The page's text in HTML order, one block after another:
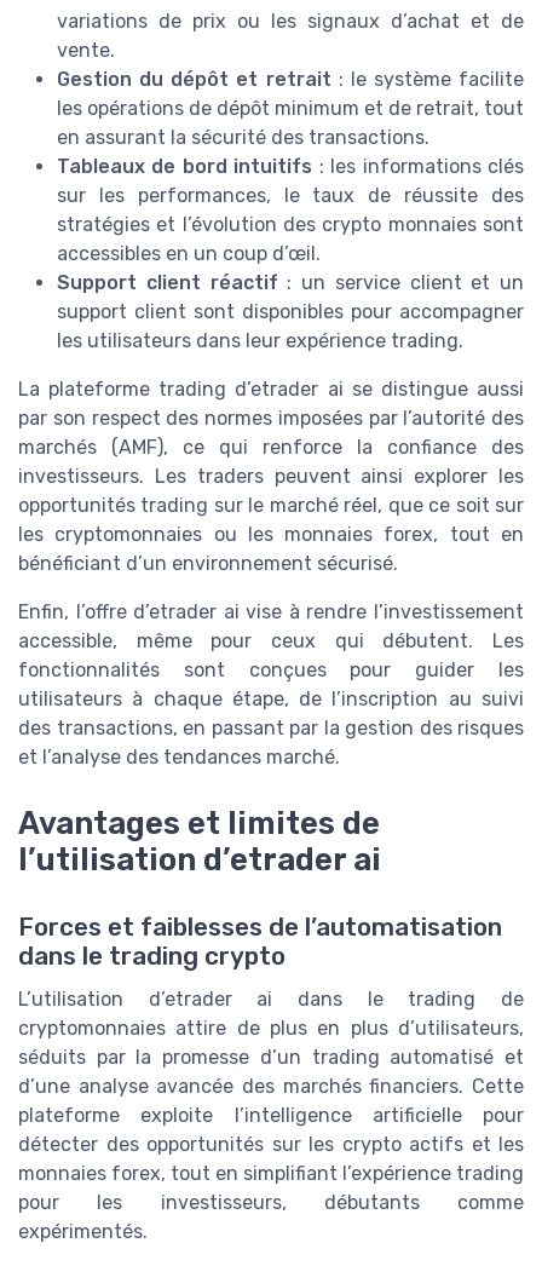
variations de prix ou les signaux d’achat et de
vente.
Gestion du dépôt et retrait : le système facilite
les opérations de dépôt minimum et de retrait, tout
en assurant la sécurité des transactions.
Tableaux de bord intuitifs : les informations clés
sur les performances, le taux de réussite des
stratégies et l’évolution des crypto monnaies sont
accessibles en un coup d’œil.
Support client réactif : un service client et un
support client sont disponibles pour accompagner
les utilisateurs dans leur expérience trading.
La plateforme trading d’etrader ai se distingue aussi
par son respect des normes imposées par l’autorité des
marchés (AMF), ce qui renforce la confiance des
investisseurs. Les traders peuvent ainsi explorer les
opportunités trading sur le marché réel, que ce soit sur
les cryptomonnaies ou les monnaies forex, tout en
bénéficiant d’un environnement sécurisé.
Enfin, l’offre d’etrader ai vise à rendre l’investissement
accessible, même pour ceux qui débutent. Les
fonctionnalités sont conçues pour guider les
utilisateurs à chaque étape, de l’inscription au suivi
des transactions, en passant par la gestion des risques
et l’analyse des tendances marché.
Avantages et limites de
l’utilisation d’etrader ai
Forces et faiblesses de l’automatisation
dans le trading crypto
L’utilisation d’etrader ai dans le trading de
cryptomonnaies attire de plus en plus d’utilisateurs,
séduits par la promesse d’un trading automatisé et
d’une analyse avancée des marchés financiers. Cette
plateforme exploite l’intelligence artificielle pour
détecter des opportunités sur les crypto actifs et les
monnaies forex, tout en simplifiant l’expérience trading
pour les investisseurs, débutants comme
expérimentés.